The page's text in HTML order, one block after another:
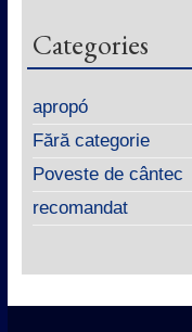
Categories
apropó
Fără categorie
Poveste de cântec
recomandat